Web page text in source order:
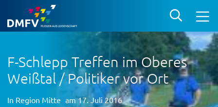
F-Schlepp Treffen im Oberes
Weißtal / Politiker vor Ort
In Region Mitte am 17. Juli 2016